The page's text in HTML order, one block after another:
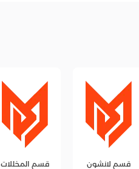
قسم المخللات قسم السلطات